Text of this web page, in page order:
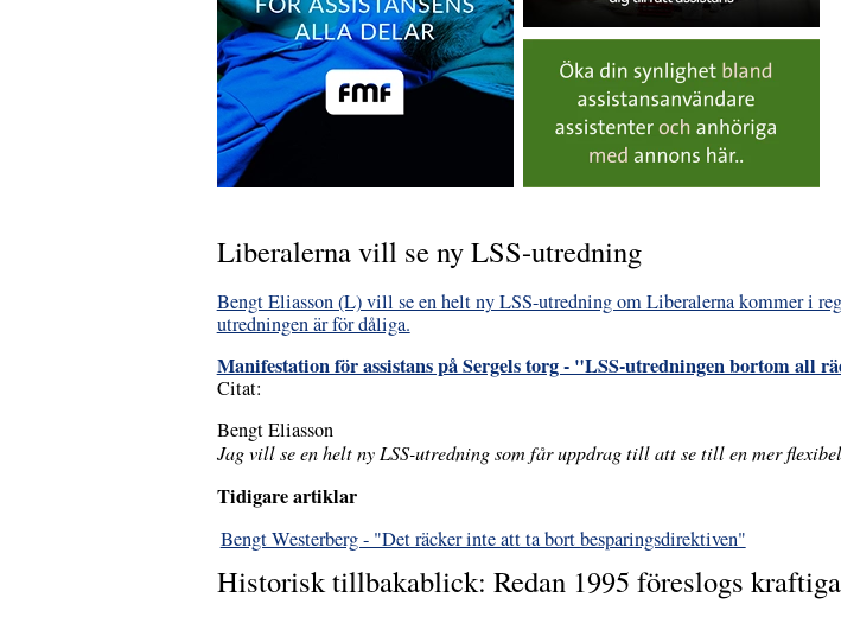
Liberalerna vill se ny LSS-utredning
Bengt Eliasson (L) vill se en helt ny LSS-utredning om Liberalerna kommer i
utredningen är för dåliga.
Manifestation för assistans på Sergels torg - "LSS-utredningen bortom all
Citat:
Bengt Eliasson
Jag vill se en helt ny LSS-utredning som får uppdrag till att se till en mer
Tidigare artiklar
Bengt Westerberg - "Det räcker inte att ta bort besparingsdirektiven"
Historisk tillbakablick: Redan 1995 föreslogs